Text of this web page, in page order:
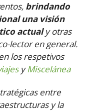
brindando
una visión
actualy otras
lector en general.
los respetivos
yMiscelánea
entre
y la